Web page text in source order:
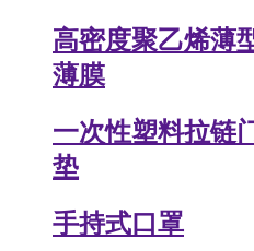
高密度聚乙烯薄
薄膜
一次性塑料拉链
垫
手持式口罩